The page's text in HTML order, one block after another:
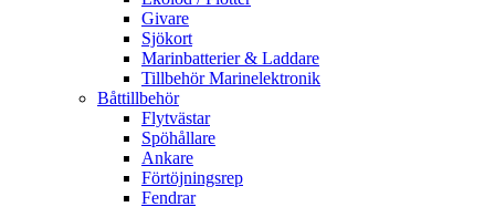
Givare
Sjökort
Marinbatterier & Laddare
Tillbehör Marinelektronik
Båttillbehör
Flytvästar
Spöhållare
Ankare
Förtöjningsrep
Fendrar